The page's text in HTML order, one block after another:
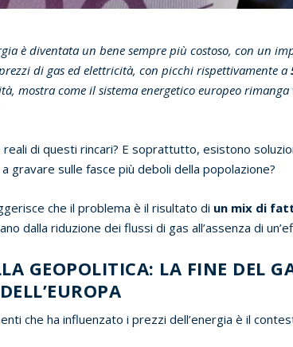
è diventata un bene sempre più costoso, con un
di gas ed elettricità, con picchi rispettivamente a
mostra come il sistema energetico europeo
reali di questi rincari? E soprattutto, esistono
gravare sulle fasce più deboli della popolazione?
che il problema è il risultato di un mix di
dalla riduzione dei flussi di gas all’assenza di
GEOPOLITICA: LA FINE DEL
che ha influenzato i prezzi dell’energia è il